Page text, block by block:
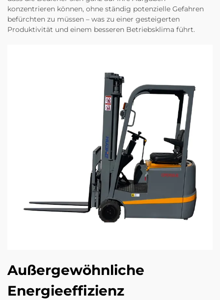
konzentrieren können, ohne ständig potenzielle Gefahren
befürchten zu müssen – was zu einer gesteigerten
Produktivität und einem besseren Betriebsklima führt.
Außergewöhnliche
Energieeffizienz